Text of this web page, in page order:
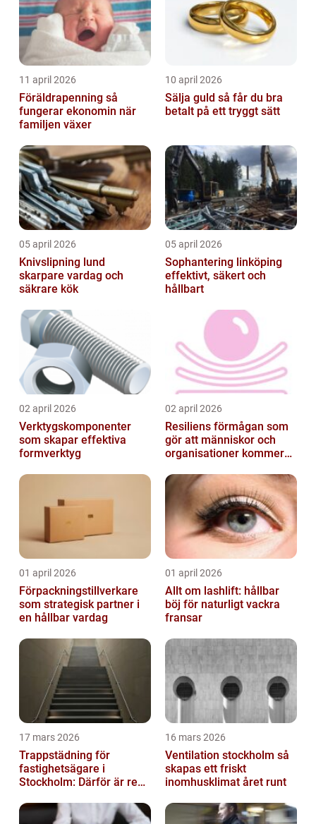
11 april 2026
Föräldrapenning så
fungerar ekonomin när
familjen växer
10 april 2026
Sälja guld så får du bra
betalt på ett tryggt sätt
05 april 2026
Knivslipning lund
skarpare vardag och
säkrare kök
05 april 2026
Sophantering linköping
effektivt, säkert och
hållbart
02 april 2026
Verktygskomponenter
som skapar effektiva
formverktyg
02 april 2026
Resiliens förmågan som
gör att människor och
organisationer kommer
01 april 2026
Förpackningstillverkare
som strategisk partner i
en hållbar vardag
01 april 2026
Allt om lashlift: hållbar
böj för naturligt vackra
fransar
17 mars 2026
Trappstädning för
fastighetsägare i
Stockholm: Därför är rena
investering
16 mars 2026
Ventilation stockholm så
skapas ett friskt
inomhusklimat året runt